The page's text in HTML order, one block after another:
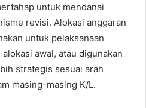
untuk mendanai
revisi. Alokasi anggaran
untuk pelaksanaan
awal, atau digunakan
strategis sesuai arah
masing-masing K/L.